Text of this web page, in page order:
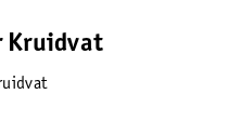
Kruidvat